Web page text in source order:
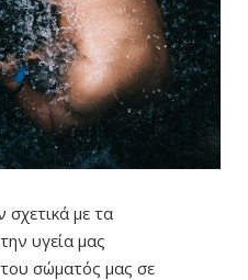
με τα
υγεία μας
σώματός μας σε